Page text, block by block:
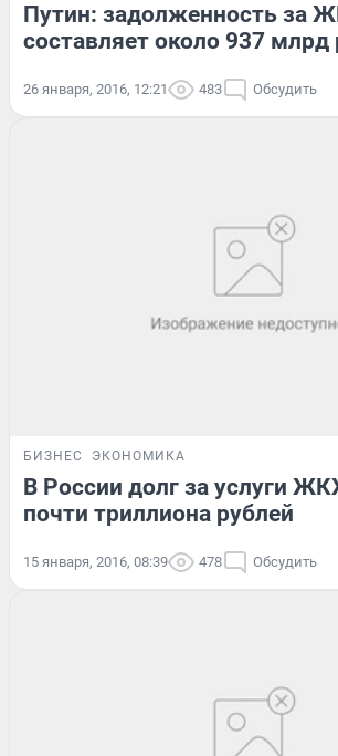
Путин: задолженность за
составляет около 937 млрд
26 января, 2016, 12:21 483 Обсудить
БИЗНЕС ЭКОНОМИКА
В России долг за услуги
почти триллиона рублей
15 января, 2016, 08:39 478 Обсудить